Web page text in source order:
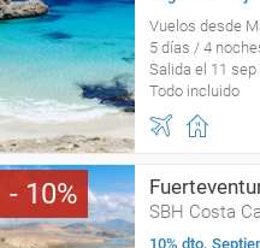
Vuelos desde
5 días / 4
Salida el 11 sep
Todo incluido
10
SBH Costa
10% dto.